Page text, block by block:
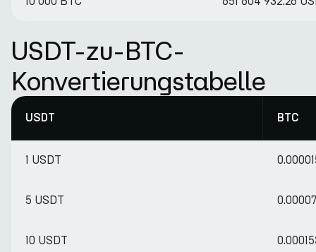
USDT-zu-BTC-
Konvertierungstabelle
USDT BTC
1 USDT
5 USDT
10 USDT